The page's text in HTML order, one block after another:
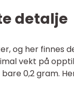
detalje
og her finnes
vekt på
0,2 gram.